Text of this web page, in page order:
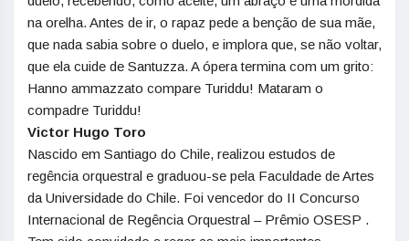
na orelha. Antes de ir, o rapaz pede a benção de sua mãe,
que nada sabia sobre o duelo, e implora que, se não voltar,
que ela cuide de Santuzza. A ópera termina com um grito:
Hanno ammazzato compare Turiddu! Mataram o
compadre Turiddu!
Victor Hugo Toro
Nascido em Santiago do Chile, realizou estudos de
regência orquestral e graduou-se pela Faculdade de Artes
da Universidade do Chile. Foi vencedor do II Concurso
Internacional de Regência Orquestral – Prêmio OSESP .